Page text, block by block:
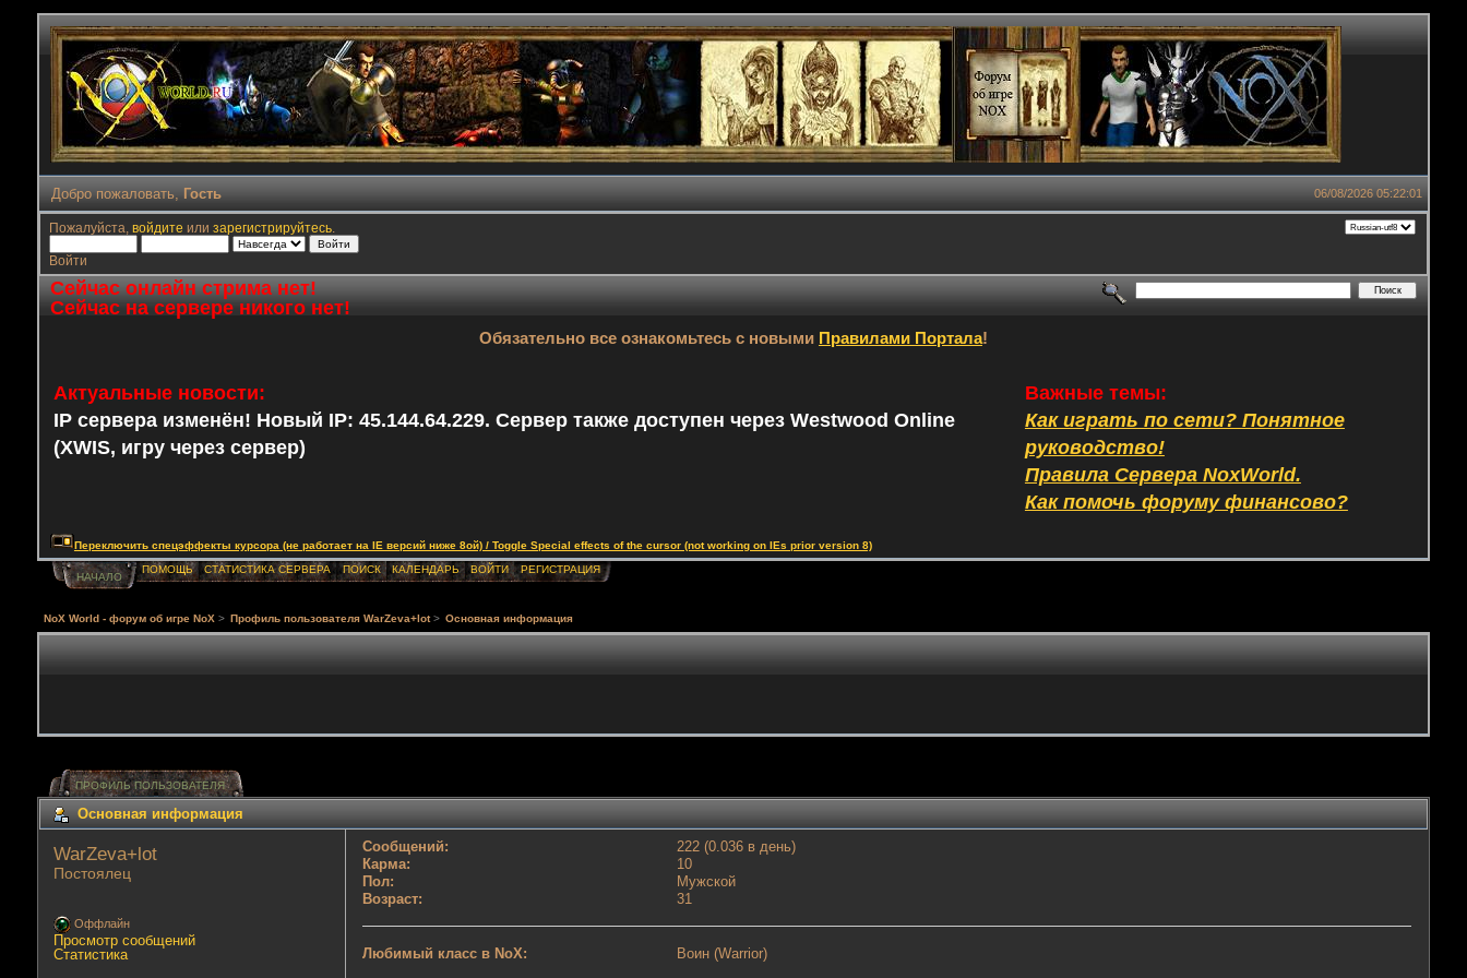
06/08/2026 05:22:01
Добро пожаловать, Гость
Пожалуйста, войдите или зарегистрируйтесь.
Войти
Сейчас онлайн стрима нет!
Сейчас на сервере никого нет!
Обязательно все ознакомьтесь с новыми Правилами Портала!
Актуальные новости:
IP сервера изменён! Новый IP: 45.144.64.229. Сервер также доступен через Westwood Online
(XWIS, игру через сервер)
Важные темы:
Как играть по сети? Понятное
руководство!
Правила Сервера NoxWorld.
Как помочь форуму финансово?
Переключить спецэффекты курсора (не работает на IE версий ниже 8ой) / Toggle Special effects of the cursor (not working on IEs prior version 8)
НАЧАЛО
ПОМОЩЬ СТАТИСТИКА СЕРВЕРА ПОИСК КАЛЕНДАРЬ ВОЙТИ РЕГИСТРАЦИЯ
NoX World - форум об игре NoX > Профиль пользователя WarZeva+lot> Основная информация
ПРОФИЛЬ ПОЛЬЗОВАТЕЛЯ
Основная информация
WarZeva+lot
Постоялец
Оффлайн
Просмотр сообщений
Статистика
Сообщений:
222 (0.036 в день)
Карма:
10
Пол:
Мужской
Возраст:
31
Любимый класс в NoX: Воин (Warrior)